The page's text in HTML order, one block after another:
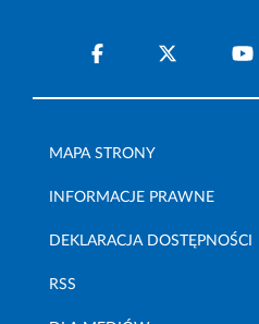
MAPA STRONY
INFORMACJE PRAWNE
DEKLARACJA DOSTĘPNOŚCI
RSS